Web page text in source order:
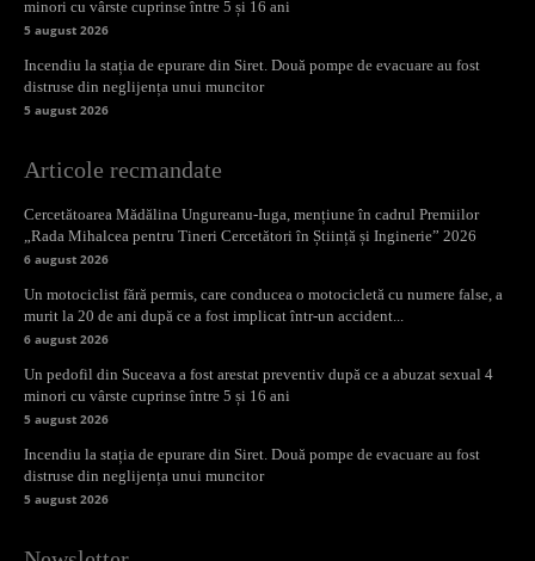
minori cu vârste cuprinse între 5 și 16 ani
5 august 2026
Incendiu la stația de epurare din Siret. Două pompe de evacuare au fost
distruse din neglijența unui muncitor
5 august 2026
Articole recmandate
Cercetătoarea Mădălina Ungureanu-Iuga, mențiune în cadrul Premiilor
„Rada Mihalcea pentru Tineri Cercetători în Știință și Inginerie” 2026
6 august 2026
Un motociclist fără permis, care conducea o motocicletă cu numere false, a
murit la 20 de ani după ce a fost implicat într-un accident...
6 august 2026
Un pedofil din Suceava a fost arestat preventiv după ce a abuzat sexual 4
minori cu vârste cuprinse între 5 și 16 ani
5 august 2026
Incendiu la stația de epurare din Siret. Două pompe de evacuare au fost
distruse din neglijența unui muncitor
5 august 2026